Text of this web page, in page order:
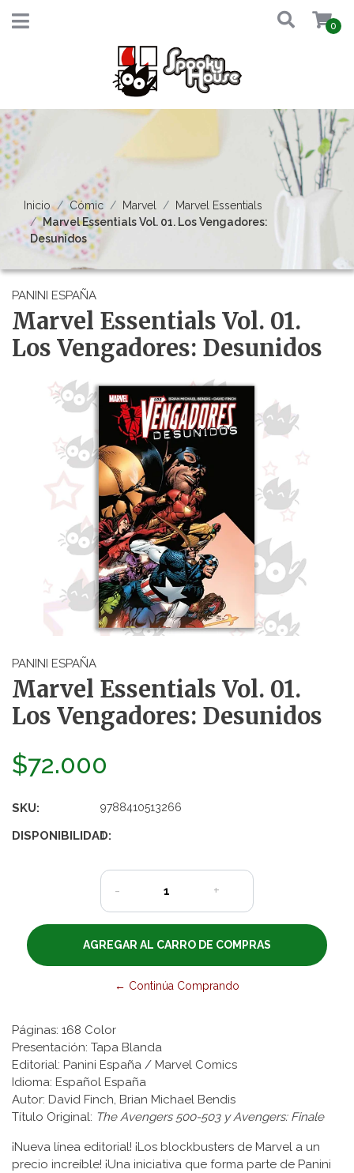
0
Inicio Cómic Marvel
Marvel Essentials
Marvel Essentials Vol. 01. Los Vengadores:
Desunidos
PANINI ESPAÑA
Marvel Essentials Vol. 01.
Los Vengadores: Desunidos
PANINI ESPAÑA
Marvel Essentials Vol. 01.
Los Vengadores: Desunidos
$72.000
SKU: 9788410513266
DISPONIBILIDAD:
1
- +
← Continúa Comprando
Páginas: 168 Color
Presentación: Tapa Blanda
Editorial: Panini España / Marvel Comics
Idioma: Español España
Autor: David Finch, Brian Michael Bendis
Título Original: The Avengers 500-503 y Avengers: Finale
¡Nueva línea editorial! ¡Los blockbusters de Marvel a un
precio increíble! ¡Una iniciativa que forma parte de Panini